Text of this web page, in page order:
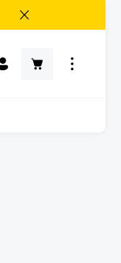
položky v seznamu přání
Nákupní košík